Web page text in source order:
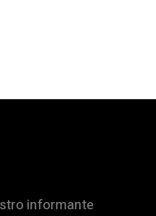
informante